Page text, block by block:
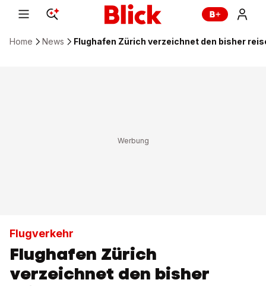
Home News Flughafen Zürich verzeichnet den bisher
Flugverkehr
Flughafen Zürich
verzeichnet den bisher